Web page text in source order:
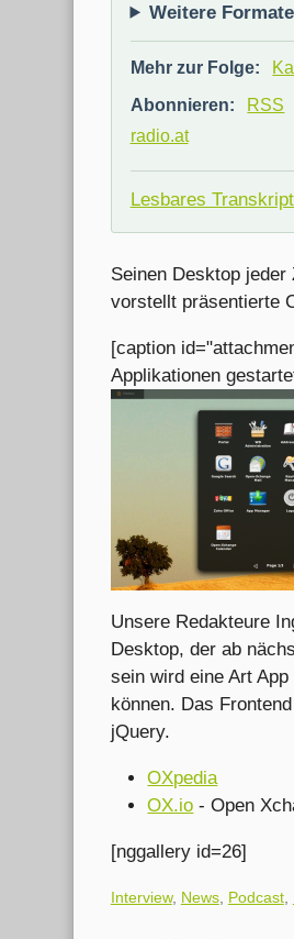
Weitere Formate
Mehr zur Folge:
Abonnieren:
RSS
radio.at
Lesbares
Seinen Desktop
vorstellt präsentierte
[caption
Applikationen
Unsere Redakteure
Desktop, der ab
sein wird eine Art
können. Das
jQuery.
OXpedia
OX.io - Open
[nggallery id=26]
Kategorien:
Interview, News, Podcast,